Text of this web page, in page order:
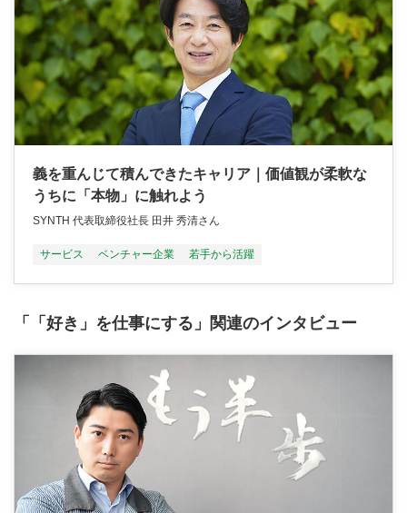
義を重んじて積んできたキャリア｜価値観が柔軟な
うちに「本物」に触れよう
SYNTH 代表取締役社⻑ 田井 秀清さん
サービス ベンチャー企業 若手から活躍
「「好き」を仕事にする」関連のインタビュー